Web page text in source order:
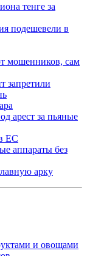
тенге за
подешевели в
мошенников, сам
запретили
арест за пьяные
ЕС
аппараты без
арку
и овощами